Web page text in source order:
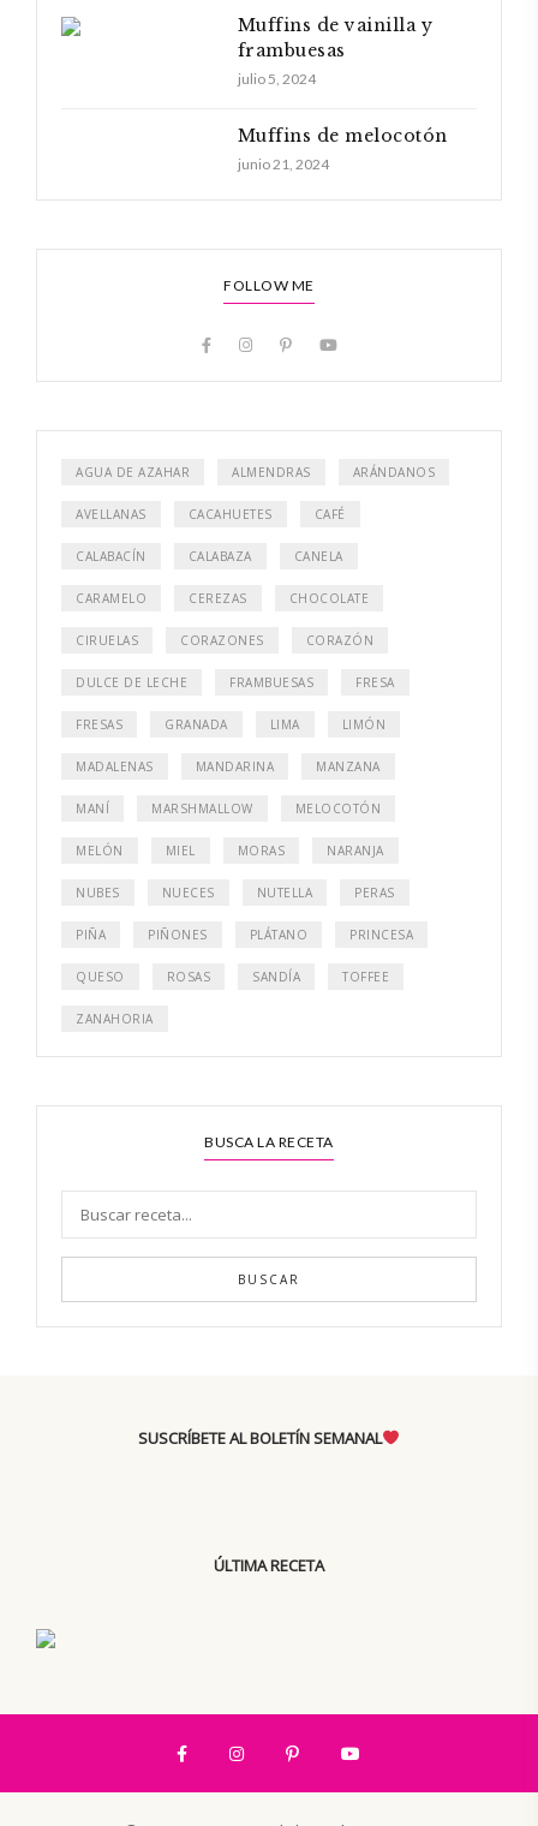
Muffins de vainilla y
frambuesas
julio 5, 2024
Muffins de melocotón
junio 21, 2024
FOLLOW ME
AGUA DE AZAHAR ALMENDRAS ARÁNDANOS
AVELLANAS CACAHUETES CAFÉ
CALABACÍN CALABAZA CANELA
CARAMELO CEREZAS CHOCOLATE
CIRUELAS CORAZONES CORAZÓN
DULCE DE LECHE FRAMBUESAS FRESA
FRESAS GRANADA LIMA LIMÓN
MADALENAS MANDARINA MANZANA
MANÍ MARSHMALLOW MELOCOTÓN
MELÓN MIEL MORAS NARANJA
NUBES NUECES NUTELLA PERAS
PIÑA PIÑONES PLÁTANO PRINCESA
QUESO ROSAS SANDÍA TOFFEE
ZANAHORIA
BUSCA LA RECETA
BUSCAR
SUSCRÍBETE AL BOLETÍN SEMANAL
ÚLTIMA RECETA